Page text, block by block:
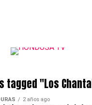
tagged "Los
2 años ago